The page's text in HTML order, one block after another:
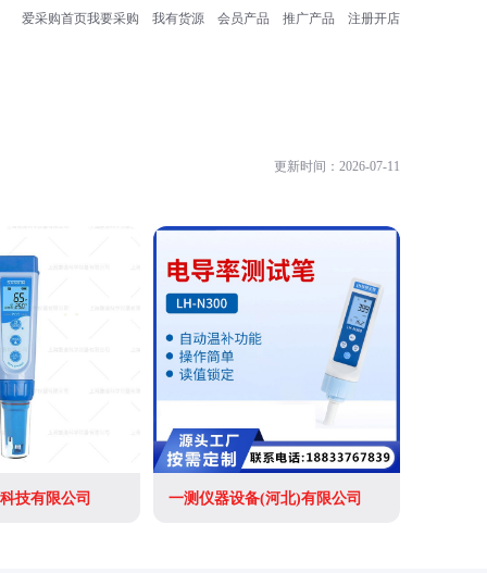
爱采购首页我要采购 我有货源 会员产品 推广产品 注册开店
更新时间：2026-07-11
技有限公司 一测仪器设备(河北)有限公司